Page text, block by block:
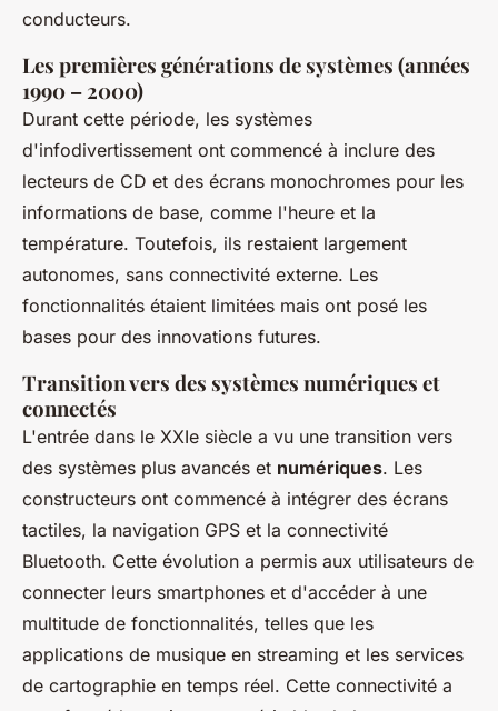
conducteurs.
Les premières générations de systèmes (années
1990 – 2000)
Durant cette période, les systèmes
d'infodivertissement ont commencé à inclure des
lecteurs de CD et des écrans monochromes pour les
informations de base, comme l'heure et la
température. Toutefois, ils restaient largement
autonomes, sans connectivité externe. Les
fonctionnalités étaient limitées mais ont posé les
bases pour des innovations futures.
Transition vers des systèmes numériques et
connectés
L'entrée dans le XXIe siècle a vu une transition vers
des systèmes plus avancés et numériques. Les
constructeurs ont commencé à intégrer des écrans
tactiles, la navigation GPS et la connectivité
Bluetooth. Cette évolution a permis aux utilisateurs de
connecter leurs smartphones et d'accéder à une
multitude de fonctionnalités, telles que les
applications de musique en streaming et les services
de cartographie en temps réel. Cette connectivité a